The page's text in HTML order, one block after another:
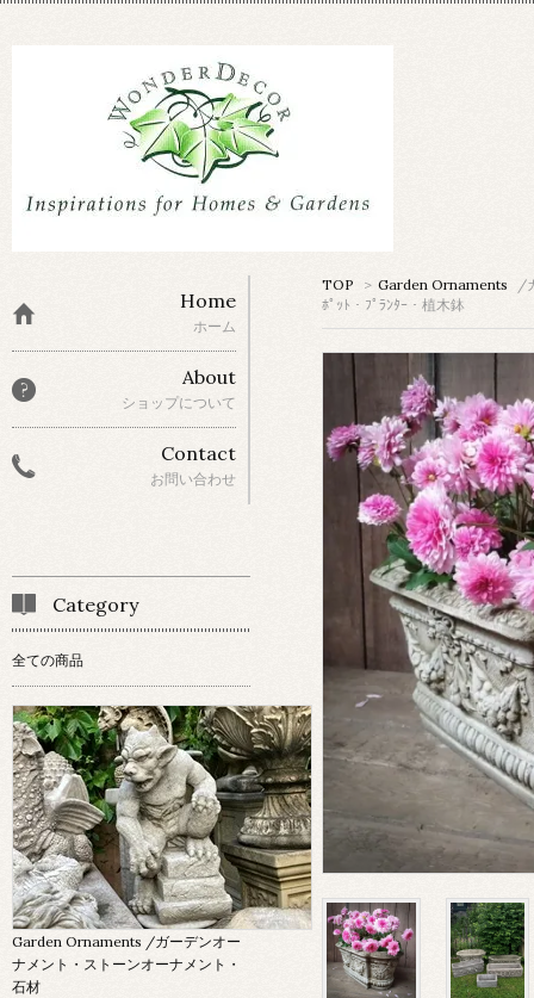
TOP > Garden Ornaments
/
ﾎﾟｯﾄ・ﾌﾟﾗﾝﾀｰ・植木鉢
Home
ホーム
About
ショップについて
Contact
お問い合わせ
Category
全ての商品
Garden Ornaments /ガーデンオー
ナメント・ストーンオーナメント・
石材